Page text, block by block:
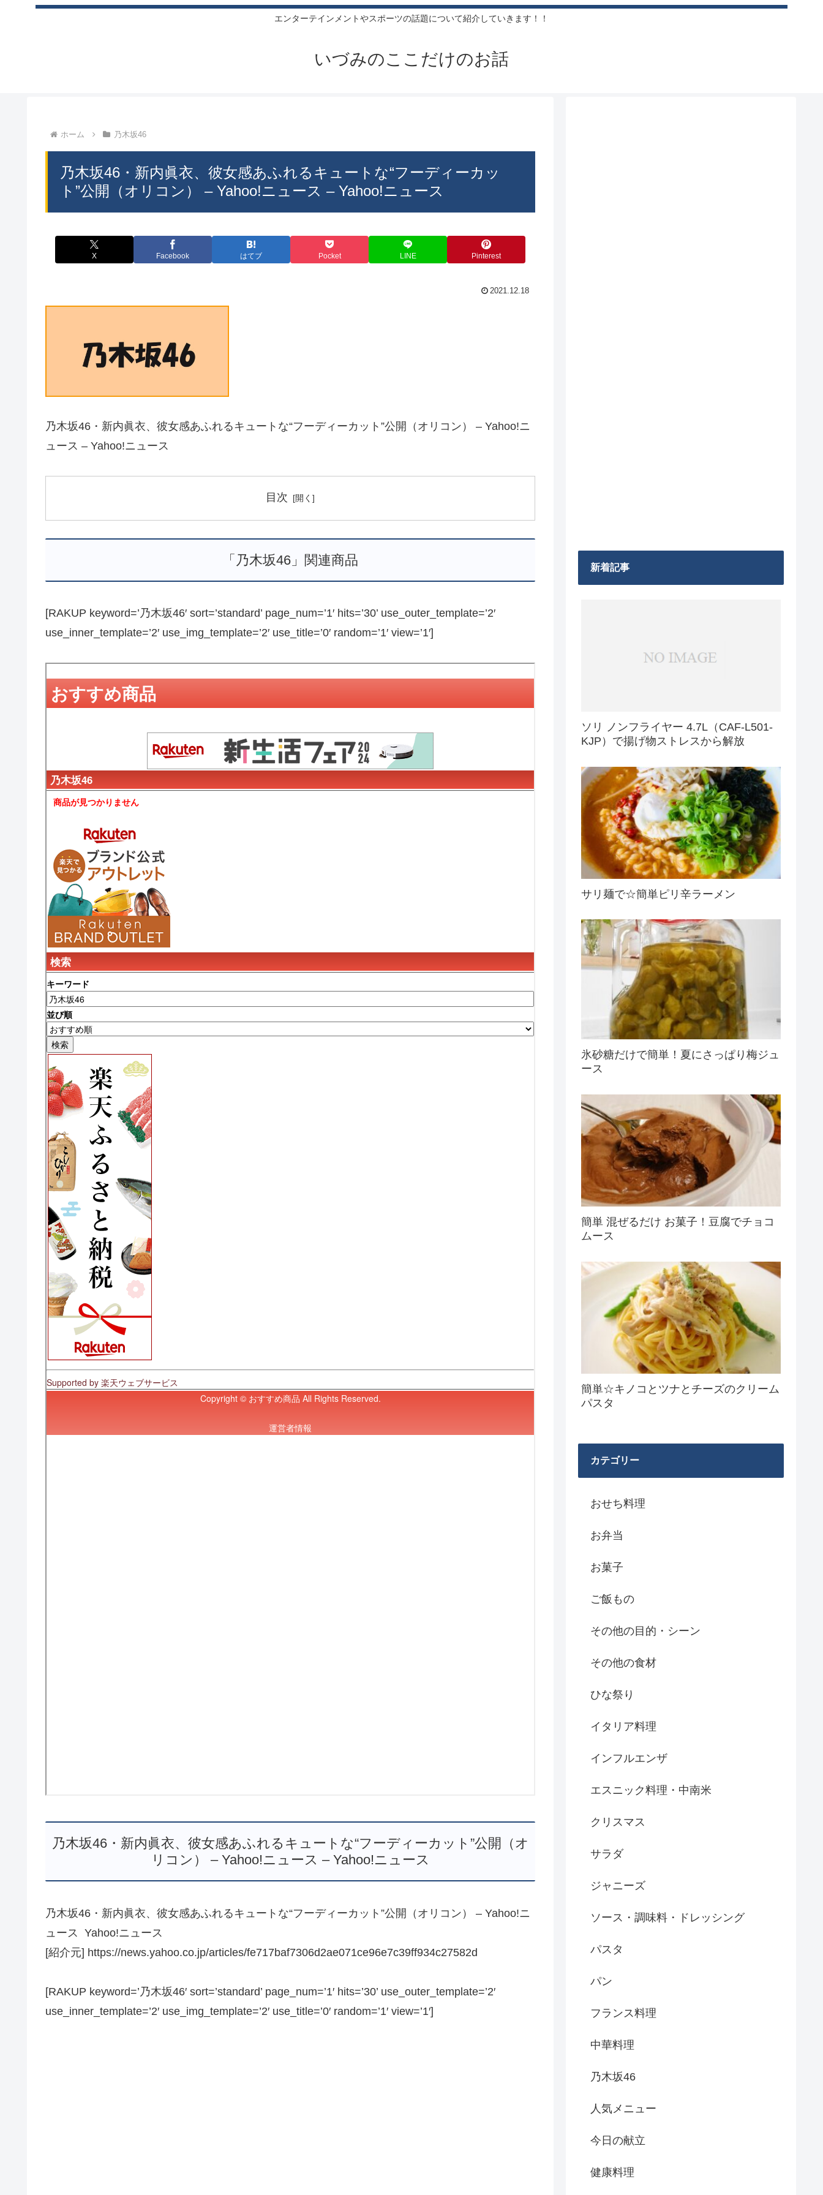
エンターテインメントやスポーツの話題について紹介していきます！！
いづみのここだけのお話
ホーム 乃木坂46
乃木坂46・新内眞衣、彼女感あふれるキュートな“フーディーカッ
ト”公開（オリコン） – Yahoo!ニュース – Yahoo!ニュース
X Facebook はてブ Pocket LINE Pinterest
2021.12.18
乃木坂46・新内眞衣、彼女感あふれるキュートな“フーディーカット”公開（オリコン） – Yahoo!ニ
ュース – Yahoo!ニュース
目次
「乃木坂46」関連商品
[RAKUP keyword=’乃木坂46′ sort=’standard’ page_num=’1′ hits=’30’ use_outer_template=’2′
use_inner_template=’2′ use_img_template=’2′ use_title=’0′ random=’1′ view=’1′]
乃木坂46・新内眞衣、彼女感あふれるキュートな“フーディーカット”公開（オ
リコン） – Yahoo!ニュース – Yahoo!ニュース
乃木坂46・新内眞衣、彼女感あふれるキュートな“フーディーカット”公開（オリコン） – Yahoo!ニ
ュース Yahoo!ニュース
[紹介元] https://news.yahoo.co.jp/articles/fe717baf7306d2ae071ce96e7c39ff934c27582d
[RAKUP keyword=’乃木坂46′ sort=’standard’ page_num=’1′ hits=’30’ use_outer_template=’2′
use_inner_template=’2′ use_img_template=’2′ use_title=’0′ random=’1′ view=’1′]
新着記事
ソリ ノンフライヤー 4.7L（CAF-L501-
KJP）で揚げ物ストレスから解放
サリ麺で☆簡単ピリ辛ラーメン
氷砂糖だけで簡単！夏にさっぱり梅ジュ
ース
簡単 混ぜるだけ お菓子！豆腐でチョコ
ムース
簡単☆キノコとツナとチーズのクリーム
パスタ
カテゴリー
おせち料理
お弁当
お菓子
ご飯もの
その他の目的・シーン
その他の食材
ひな祭り
イタリア料理
インフルエンザ
エスニック料理・中南米
クリスマス
サラダ
ジャニーズ
ソース・調味料・ドレッシング
パスタ
パン
フランス料理
中華料理
乃木坂46
人気メニュー
今日の献立
健康料理